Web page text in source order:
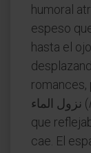
humoral
espeso
hasta el
romances,
نزول الماء (
que
cae. El